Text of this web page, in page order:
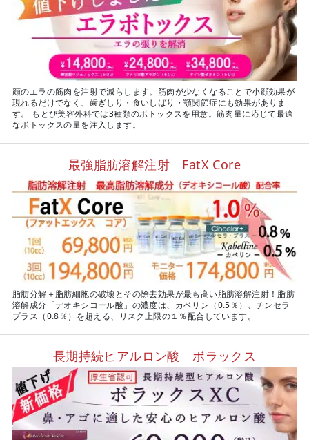
顔のエラの筋肉を注射で減らします。筋肉が少なくなることで小顔効果が
現れるだけでなく、歯ぎしり・食いしばり・顎関節症にも効果がありま
す。 もとび美容外科では3種類のボトックスを用意。筋肉量に応じて最適
なボトックスの量を注入します。
最強脂肪溶解注射 FatX Core
脂肪分解＋脂肪細胞の破壊とその除去効果が最も高い脂肪溶解注射！脂肪
溶解成分「デオキシコール酸」の濃度は、カベリン（0.5％）、チンセラ
プラス（0.8％）を超える、リスク上限の１％配合しています。
長期持続ヒアルロン酸 ボラックス